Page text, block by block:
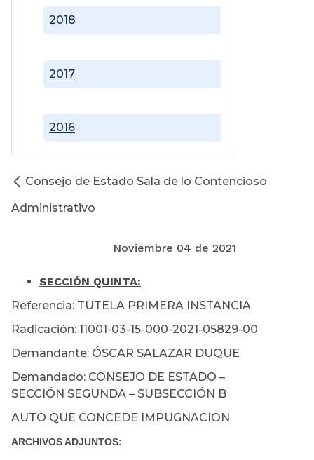
2016
2017
2018
Consejo de Estado Sala de lo Contencioso
Administrativo
Noviembre 04 de 2021
SECCIÓN QUINTA:
Referencia: TUTELA PRIMERA INSTANCIA
Radicación: 11001-03-15-000-2021-05829-00
Demandante: ÓSCAR SALAZAR DUQUE
Demandado: CONSEJO DE ESTADO –
SECCIÓN SEGUNDA – SUBSECCIÓN B
AUTO QUE CONCEDE IMPUGNACION
ARCHIVOS ADJUNTOS: